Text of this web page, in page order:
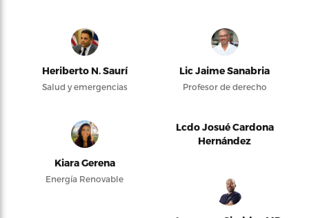
Heriberto N. Saurí
Salud y emergencias
Lic Jaime Sanabria
Profesor de derecho
Kiara Gerena
Energía Renovable
Lcdo Josué Cardona
Hernández